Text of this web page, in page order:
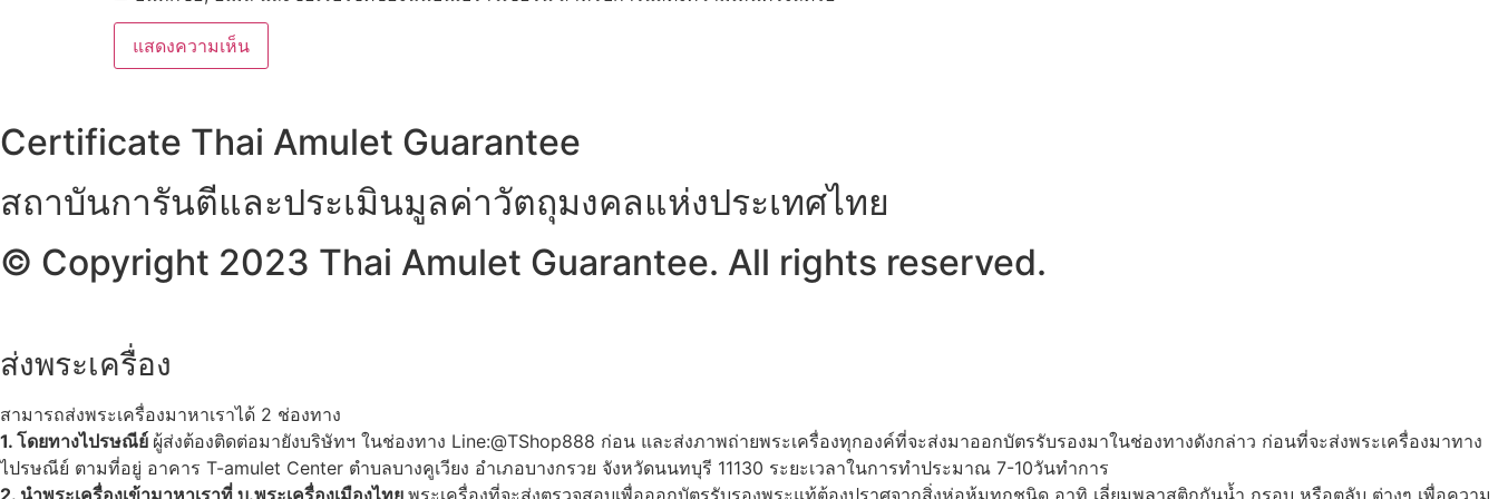
Certificate Thai Amulet Guarantee
สถาบันการันตีและประเมินมูลค่าวัตถุมงคลแห่งประเทศไทย
© Copyright 2023 Thai Amulet Guarantee. All rights reserved.
ส่งพระเครื่อง
สามารถส่งพระเครื่องมาหาเราได้ 2 ช่องทาง
1. โดยทางไปรษณีย์ ผู้ส่งต้องติดต่อมายังบริษัทฯ ในช่องทาง Line:@TShop888 ก่อน และส่งภาพถ่ายพระเครื่องทุกองค์ที่จะส่งมาออกบัตรรับรองมาในช่องทางดังกล่าว ก่อนที่จะส่งพระเครื่องมาทาง
ไปรษณีย์ ตามที่อยู่ อาคาร T-amulet Center ตำบลบางคูเวียง อำเภอบางกรวย จังหวัดนนทบุรี 11130 ระยะเวลาในการทำประมาณ 7-10วันทำการ
2. นำพระเครื่องเข้ามาหาเราที่ บ.พระเครื่องเมืองไทย พระเครื่องที่จะส่งตรวจสอบเพื่อออกบัตรรับรองพระแท้ต้องปราศจากสิ่งห่อหุ้มทุกชนิด อาทิ เลี่ยมพลาสติกกันน้ำ กรอบ หรือตลับ ต่างๆ เพื่อความ